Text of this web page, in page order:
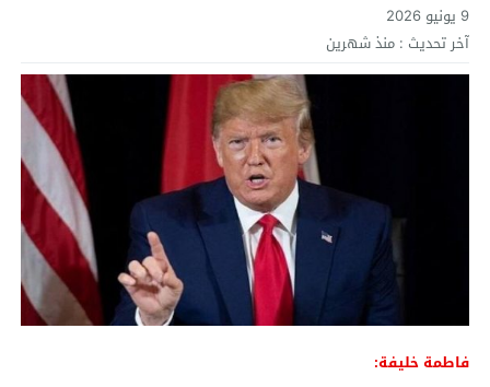
9 يونيو 2026
آخر تحديث : منذ شهرين
فاطمة خليفة: